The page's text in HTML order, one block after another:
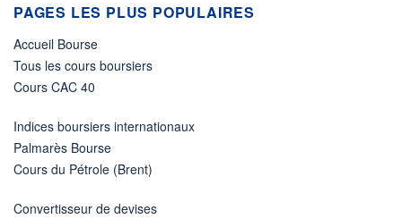
PAGES LES PLUS POPULAIRES
Accueil Bourse
Tous les cours boursiers
Cours CAC 40
Indices boursiers internationaux
Palmarès Bourse
Cours du Pétrole (Brent)
Convertisseur de devises